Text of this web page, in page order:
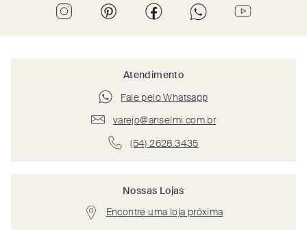
Atendimento
Fale pelo Whatsapp
varejo@anselmi.com.br
(54) 2628.3435
Nossas Lojas
Encontre uma loja próxima